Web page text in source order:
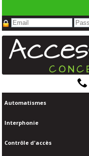
Automatismes
Interphonie
Contrôle d'accès